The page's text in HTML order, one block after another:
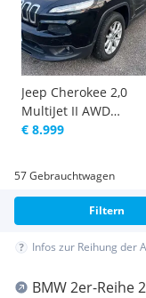
Jeep Cherokee 2,0
MultiJet II AWD
Limited Aut.
€ 8.999
57 Gebrauchtwagen
Filtern
Infos zur Reihung der
BMW 2er-Reihe